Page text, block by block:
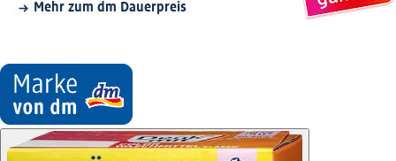
Mehr zum dm Dauerpreis